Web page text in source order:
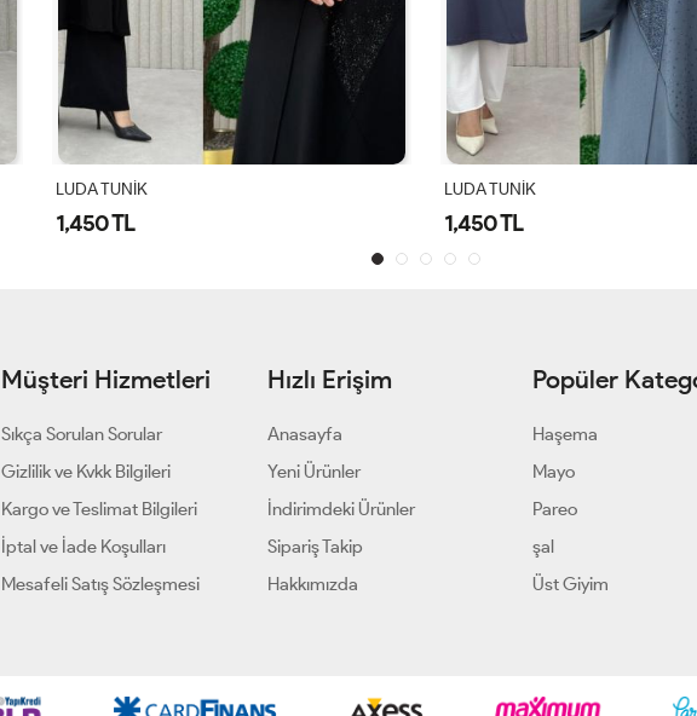
LUDA TUNİK
1,450 TL
LUDA TUNİK
1,450 TL
Müşteri Hizmetleri
Sıkça Sorulan Sorular
Gizlilik ve Kvkk Bilgileri
Kargo ve Teslimat Bilgileri
İptal ve İade Koşulları
Mesafeli Satış Sözleşmesi
Hızlı Erişim
Anasayfa
Yeni Ürünler
İndirimdeki Ürünler
Sipariş Takip
Hakkımızda
Popüler
Haşema
Mayo
Pareo
şal
Üst Giyim